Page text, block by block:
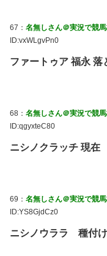
67： 名無しさん＠実況で競
ID:vxWLgvPn0
ファートゥア 福永 落
68： 名無しさん＠実況で競
ID:qgyxteC80
ニシノクラッチ 現在
69： 名無しさん＠実況で競
ID:YS8GjdCz0
ニシノウララ 種付